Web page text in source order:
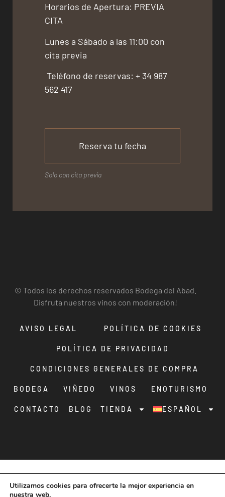
Horarios de Apertura: PREVIA
CITA
Lunes a Sábado a las 11:00 con
cita previa
Teléfono de reservas: + 34 987
562 417
Reserva tu fecha
Solo con cita previa
© Todos los derechos reservados Bodega del Abad.
Disfruta nuestros vinos con moderación!
AVISO LEGAL POLÍTICA DE COOKIES
POLÍTICA DE PRIVACIDAD
CONDICIONES GENERALES DE COMPRA
BODEGA VIÑEDO VINOS ENOTURISMO
CONTACTO BLOG TIENDA ESPAÑOL
Utilizamos cookies para ofrecerte la mejor experiencia en
nuestra web.